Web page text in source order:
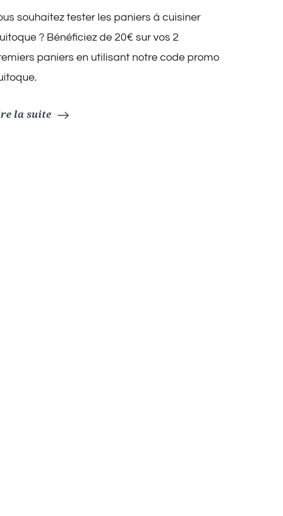
souhaitez tester les paniers à cuisiner
? Bénéficiez de 20€ sur vos 2
paniers en utilisant notre code promo
la suite